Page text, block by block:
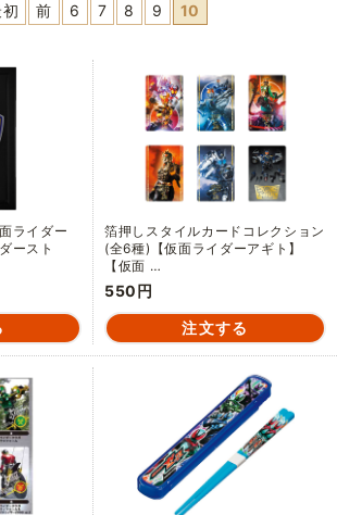
前 6 7 8 9 10
ライダー
ースト
箔押しスタイルカードコレクション
(全6種)【仮面ライダーアギト】
【仮面 …
550円